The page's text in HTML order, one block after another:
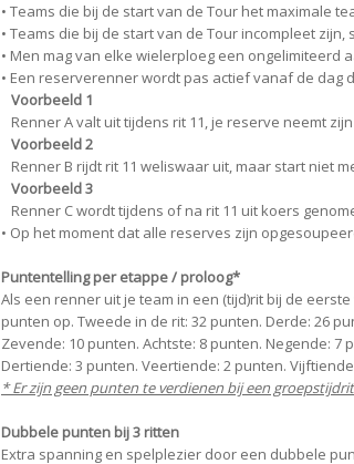
• Teams die bij de start van de Tour het maximale
• Teams die bij de start van de Tour incompleet
• Men mag van elke wielerploeg een ongelimiteerd
• Een reserverenner wordt pas actief vanaf de dag
Voorbeeld 1
Renner A valt uit tijdens rit 11, je reserve neemt
Voorbeeld 2
Renner B rijdt rit 11 weliswaar uit, maar start niet
Voorbeeld 3
Renner C wordt tijdens of na rit 11 uit koers
• Op het moment dat alle reserves zijn
Puntentelling per etappe / proloog*
Als een renner uit je team in een (tijd)rit bij de
punten op. Tweede in de rit: 32 punten. Derde: 26
Zevende: 10 punten. Achtste: 8 punten. Negende:
Dertiende: 3 punten. Veertiende: 2 punten.
* Er zijn geen punten te verdienen bij een
Dubbele punten bij 3 ritten
Extra spanning en spelplezier door een dubbele